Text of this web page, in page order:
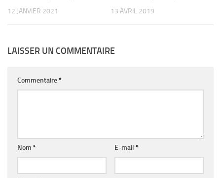
12 JANVIER 2021 13 AVRIL 2019
LAISSER UN COMMENTAIRE
Commentaire*
Nom * E-mail *